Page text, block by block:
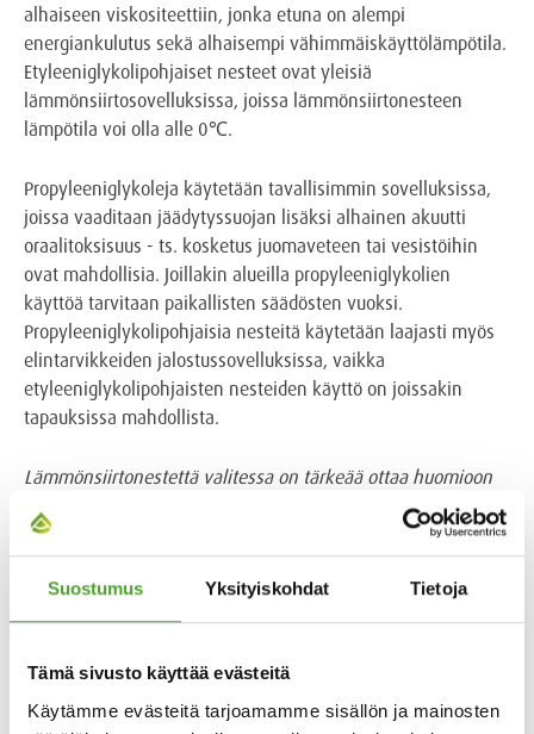
Suostumus Yksityiskohdat Tietoja
Tämä sivusto käyttää evästeitä
Käytämme evästeitä tarjoamamme sisällön ja mainosten
alhaiseen viskositeettiin, jonka etuna on alempi
energiankulutus sekä alhaisempi vähimmäiskäyttölämpötila.
Etyleeniglykolipohjaiset nesteet ovat yleisiä
lämmönsiirtosovelluksissa, joissa lämmönsiirtonesteen
lämpötila voi olla alle 0℃.
Propyleeniglykoleja käytetään tavallisimmin sovelluksissa,
joissa vaaditaan jäädytyssuojan lisäksi alhainen akuutti
oraalitoksisuus - ts. kosketus juomaveteen tai vesistöihin
ovat mahdollisia. Joillakin alueilla propyleeniglykolien
käyttöä tarvitaan paikallisten säädösten vuoksi.
Propyleeniglykolipohjaisia nesteitä käytetään laajasti myös
elintarvikkeiden jalostussovelluksissa, vaikka
etyleeniglykolipohjaisten nesteiden käyttö on joissakin
tapauksissa mahdollista.
Lämmönsiirtonestettä valitessa on tärkeää ottaa huomioon
useita seikkoja, jotka saattavat vaikuttaa nesteen valintaan.
Yksi merkittävimmistä on paikallinen lainsäädäntö, joka
saattaa sanella valittavan nesteen. Myös
lämmönsiirtonesteen käyttökohde saattaa rajata joko
etyleeni tai propyleeniglykolin vaihtoehtojen ulkopuolelle.